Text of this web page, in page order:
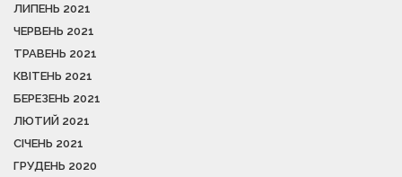
ЛИПЕНЬ 2021
ЧЕРВЕНЬ 2021
ТРАВЕНЬ 2021
КВІТЕНЬ 2021
БЕРЕЗЕНЬ 2021
ЛЮТИЙ 2021
СІЧЕНЬ 2021
ГРУДЕНЬ 2020